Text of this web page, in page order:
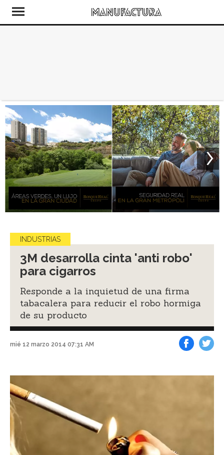
INDUSTRIAS
3M desarrolla cinta 'anti robo'
para cigarros
Responde a la inquietud de una firma
tabacalera para reducir el robo hormiga
de su producto
mié 12 marzo 2014 07:31 AM